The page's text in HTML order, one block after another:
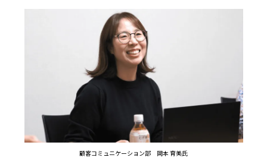
顧客コミュニケーション部 岡本 育美氏